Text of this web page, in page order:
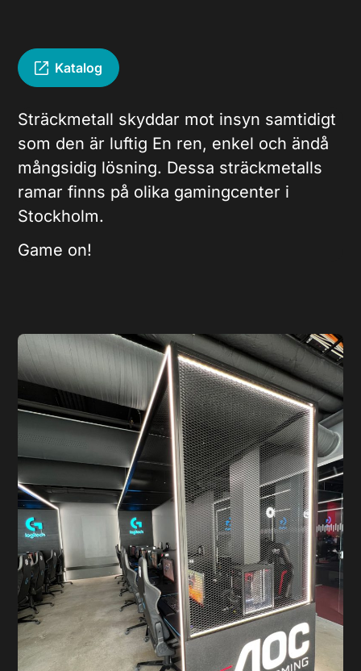
Sträckmetall skyddar mot insyn samtidigt
som den är luftig En ren, enkel och ändå
mångsidig lösning. Dessa sträckmetalls
ramar finns på olika gamingcenter i
Stockholm.
Game on!
Katalog